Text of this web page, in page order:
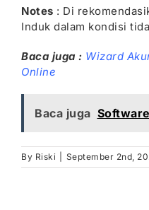
Notes : Di
Induk dalam kondisi
Baca juga : Wizard
Online
Baca juga
By Riski September 2nd,